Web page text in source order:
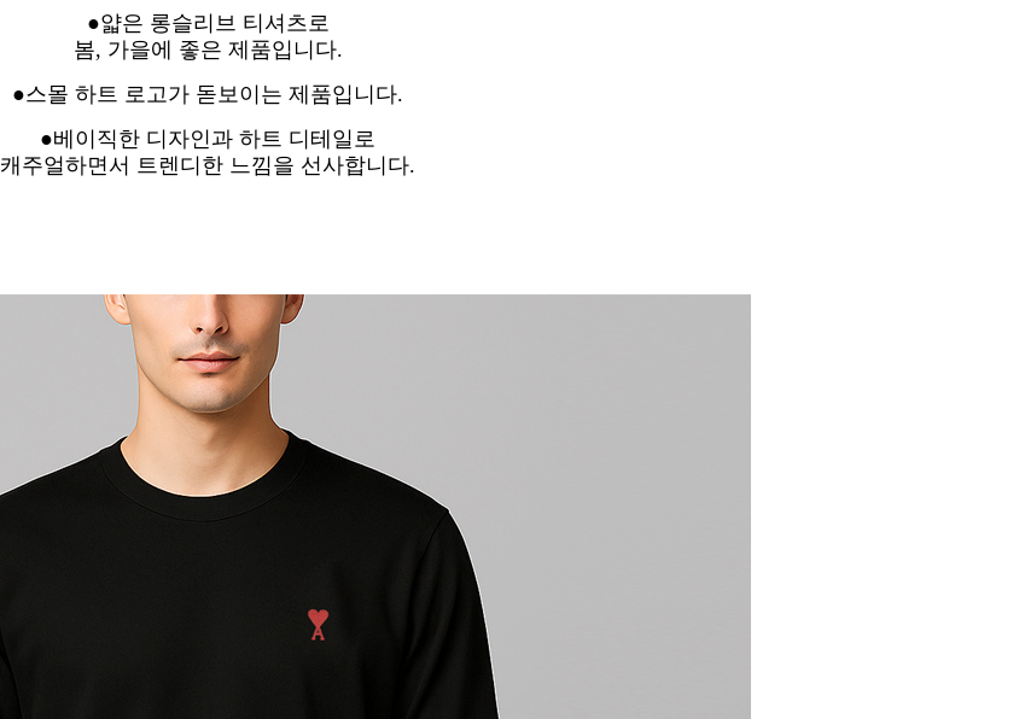
●얇은 롱슬리브 티셔츠로
봄, 가을에 좋은 제품입니다.
●스몰 하트 로고가 돋보이는 제품입니다.
●베이직한 디자인과 하트 디테일로
캐주얼하면서 트렌디한 느낌을 선사합니다.